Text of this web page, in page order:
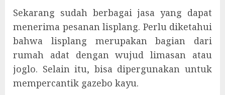
Sekarang sudah berbagai jasa yang dapat
menerima pesanan lisplang. Perlu diketahui
bahwa lisplang merupakan bagian dari
rumah adat dengan wujud limasan atau
joglo. Selain itu, bisa dipergunakan untuk
mempercantik gazebo kayu.